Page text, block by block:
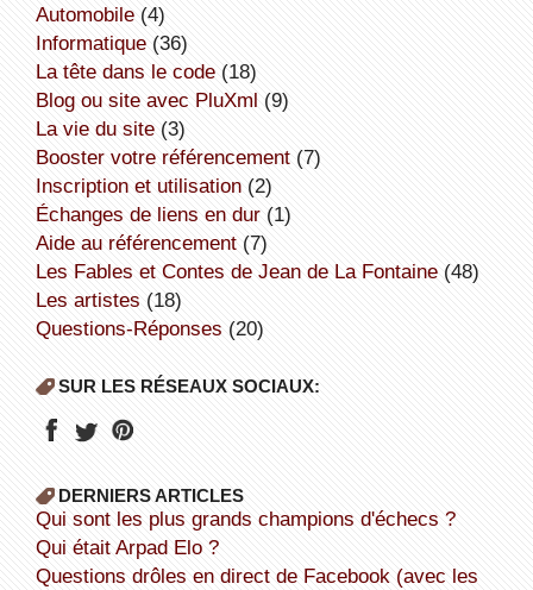
Automobile(4)
informatique(36)
la tête dans le code(18)
Blog ou site avec PluXml (9)
la vie du site(3)
booster votre référencement(7)
inscription et utilisation(2)
échanges de liens en dur(1)
aide au référencement(7)
Les Fables et Contes de Jean de La Fontaine(48)
Les artistes (18)
Questions-Réponses (20)
SUR LES RÉSEAUX SOCIAUX:
DERNIERS ARTICLES
Qui sont les plus grands champions d'échecs ?
Qui était Arpad Elo ?
Questions drôles en direct de Facebook (avec les